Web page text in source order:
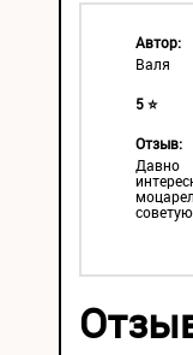
Автор:
Валя
5 ⭐
Отзыв:
Давно